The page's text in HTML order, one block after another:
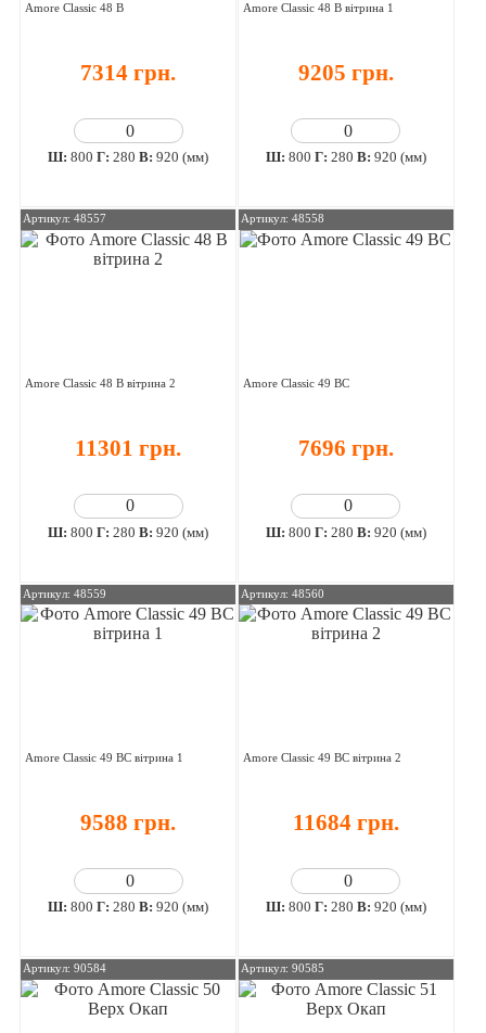
Amore Classic 48 В
7314 грн.
Ш:800 Г:280 В:920 (мм)
Amore Classic 48 В вітрина 1
9205 грн.
Ш: 800 Г: 280 В: 920 (мм)
Артикул: 48557
Amore Classic 48 В вітрина 2
11301 грн.
Ш:800 Г:280 В:920 (мм)
Артикул: 48558
Amore Classic 49 ВС
7696 грн.
Ш: 800 Г: 280 В: 920 (мм)
Артикул: 48559
Amore Classic 49 ВС вітрина 1
9588 грн.
Ш:800 Г:280 В:920 (мм)
Артикул: 48560
Amore Classic 49 ВС вітрина 2
11684 грн.
Ш: 800 Г: 280 В: 920 (мм)
Артикул: 90584 Артикул: 90585